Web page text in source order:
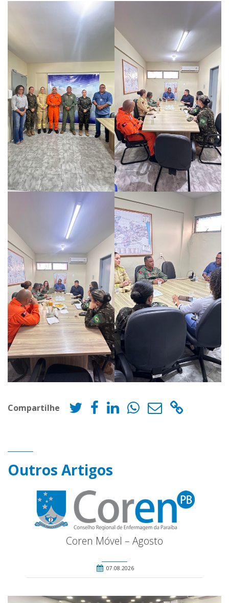
Compartilhe
Outros Artigos
Coren Móvel – Agosto
07.08.2026